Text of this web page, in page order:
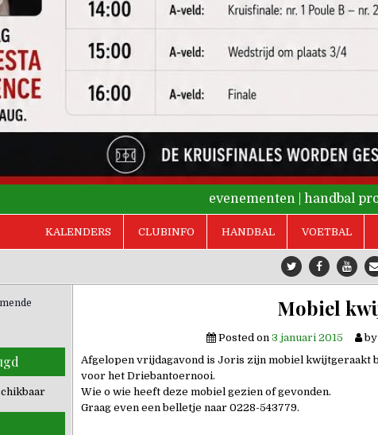
evenementen handbal
KALENDERS CLUBINFO HANDBAL VOETBAL
Mobiel
Posted on 3 januari 2015 by
Afgelopen vrijdagavond is Joris zijn mobiel kwijtgeraakt
voor het Driebantoernooi.
Wie o wie heeft deze mobiel gezien of gevonden.
Graag even een belletje naar 0228-543779.